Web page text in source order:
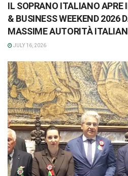
IL SOPRANO ITALIANO APRE
& BUSINESS WEEKEND 2026
MASSIME AUTORITÀ
JULY 16, 2026